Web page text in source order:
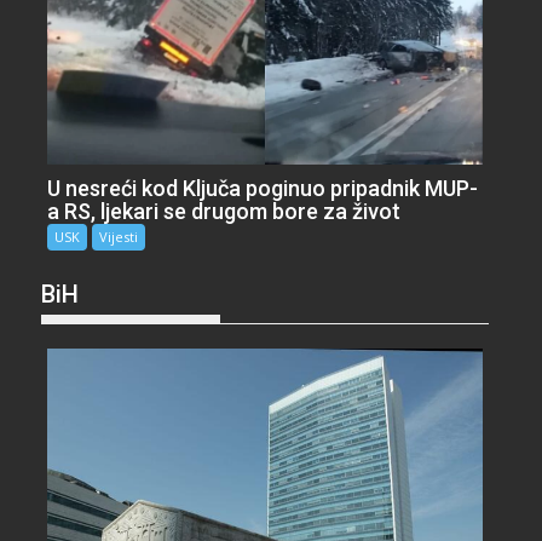
U nesreći kod Ključa poginuo pripadnik MUP-
a RS, ljekari se drugom bore za život
USK Vijesti
BiH